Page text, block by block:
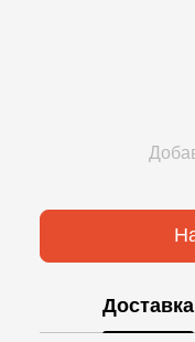
Доставка